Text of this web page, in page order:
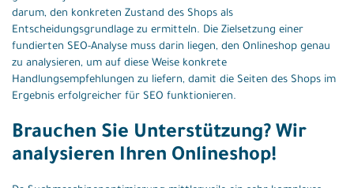
darum, den konkreten Zustand des Shops als
Entscheidungsgrundlage zu ermitteln. Die Zielsetzung einer
fundierten SEO-Analyse muss darin liegen, den Onlineshop genau
zu analysieren, um auf diese Weise konkrete
Handlungsempfehlungen zu liefern, damit die Seiten des Shops im
Ergebnis erfolgreicher für SEO funktionieren.
Brauchen Sie Unterstützung? Wir
analysieren Ihren Onlineshop!